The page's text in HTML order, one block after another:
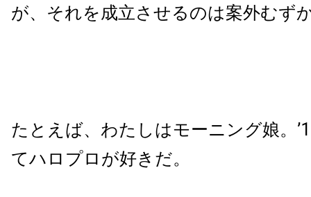
が、それを成立させるのは案外むず
たとえば、わたしはモーニング娘。
てハロプロが好きだ。